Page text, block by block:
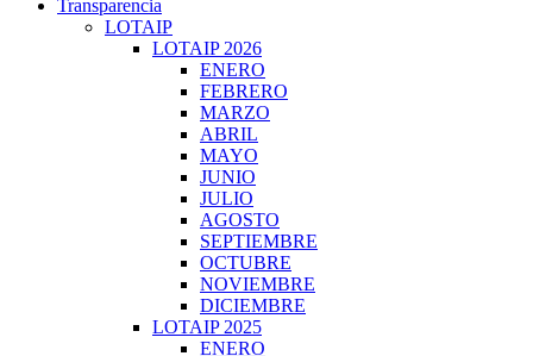
Transparencia
LOTAIP
LOTAIP 2026
ENERO
FEBRERO
MARZO
ABRIL
MAYO
JUNIO
JULIO
AGOSTO
SEPTIEMBRE
OCTUBRE
NOVIEMBRE
DICIEMBRE
LOTAIP 2025
ENERO